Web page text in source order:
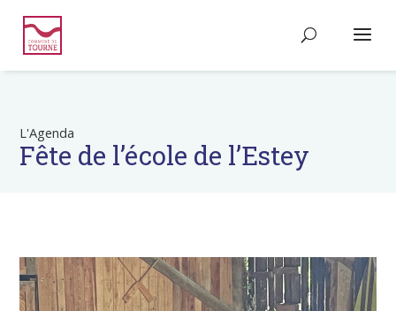
L'Agenda
Fête de l’école de l’Estey